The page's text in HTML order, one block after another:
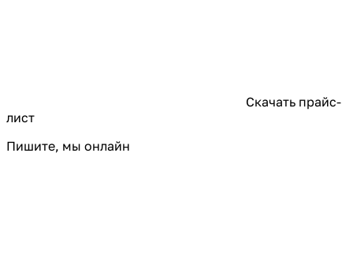
Скачать прайс-
лист
Пишите, мы онлайн